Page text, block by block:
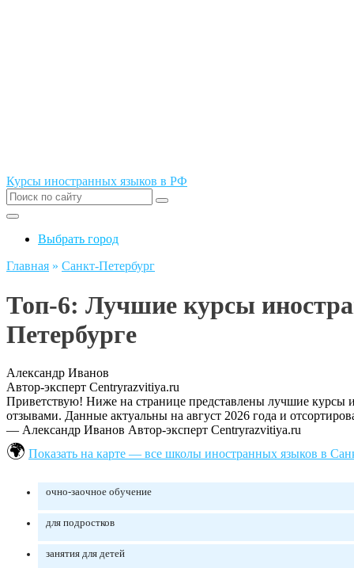
Курсы иностранных языков в РФ
Выбрать город
Главная » Санкт-Петербург
Топ-6: Лучшие курсы
Петербурге
Александр Иванов
Автор-эксперт Centryrazvitiya.ru
Приветствую! Ниже на странице представлены лучшие курсы
отзывами. Данные актуальны на август 2026 года и
— Александр Иванов Автор-эксперт Centryrazvitiya.ru
Показать на карте — все школы иностранных языков в
очно-заочное обучение
для подростков
занятия для детей